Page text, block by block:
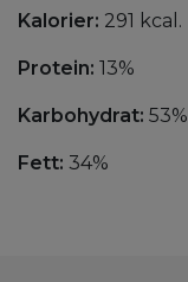
Kalorier: 291 kcal.
Protein: 13%
Karbohydrat: 53%
Fett: 34%